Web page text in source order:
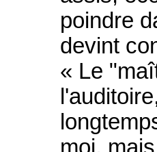
poindre
devint
« Le